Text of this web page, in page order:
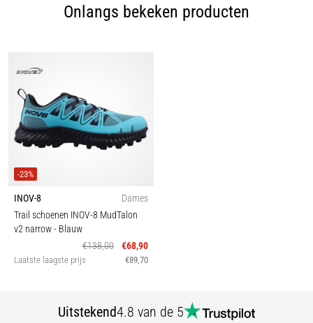
Onlangs bekeken producten
-23%
INOV-8
Dames
Trail schoenen INOV-8 MudTalon
v2 narrow- Blauw
€138,00
€68,90
Laatste laagste prijs €89,70
Uitstekend4.8 van de 5